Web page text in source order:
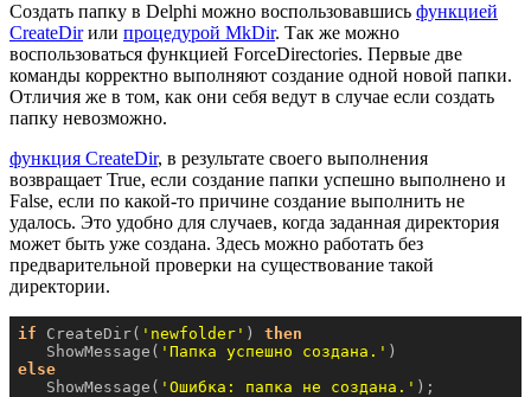
Создать папку в Delphi можно воспользовавшись функцией
CreateDirили процедурой MkDir. Так же можно
воспользоваться функцией ForceDirectories. Первые две
команды корректно выполняют создание одной новой папки.
Отличия же в том, как они себя ведут в случае если создать
папку невозможно.
функция CreateDir, в результате своего выполнения
возвращает True, если создание папки успешно выполнено и
False, если по какой-то причине создание выполнить не
удалось. Это удобно для случаев, когда заданная директория
может быть уже создана. Здесь можно работать без
предварительной проверки на существование такой
директории.
if CreateDir( 'newfolder' ) then
   ShowMessage(
'Папка успешно создана.'
else
   ShowMessage(
'Ошибка: папка не создана.' );